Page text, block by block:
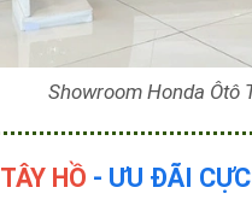
Showroom Honda Ôtô
HỒ - ƯU ĐÃI